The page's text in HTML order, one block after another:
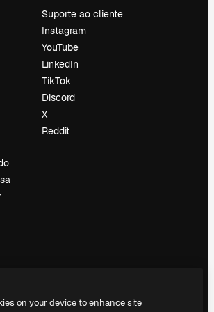
Suporte ao cliente
Instagram
YouTube
LinkedIn
TikTok
Discord
X
Reddit
on your device to enhance site